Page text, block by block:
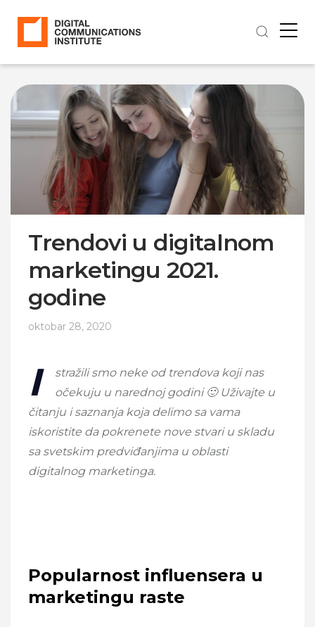
Trendovi u digitalnom
marketingu 2021.
godine
oktobar 28, 2020
I
stražili smo neke od trendova koji nas
očekuju u narednoj godini 🙂 Uživajte u
čitanju i saznanja koja delimo sa vama
iskoristite da pokrenete nove stvari u skladu
sa svetskim predviđanjima u oblasti
digitalnog marketinga.
Popularnost influensera u
marketingu raste